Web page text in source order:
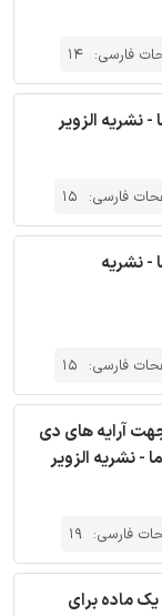
فارسی: 14
نشریه الزویر
فارسی: 15
- نشریه
فارسی: 15
آرایه های دی
- نشریه الزویر
فارسی: 19
ماده برای